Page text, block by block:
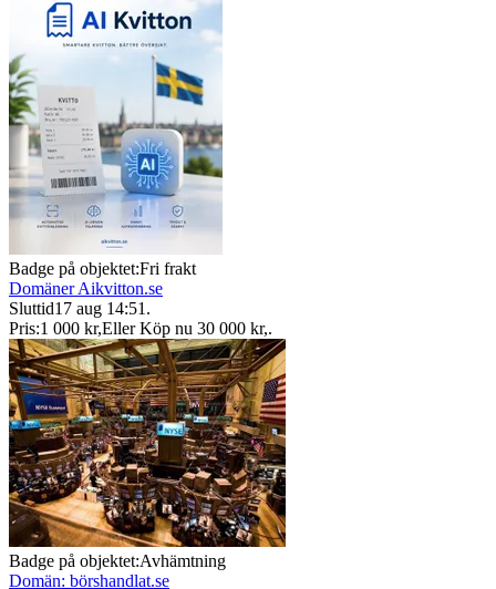
Badge på objektet:Fri frakt
Domäner Aikvitton.se
Sluttid17 aug 14:51 .
Pris:1 000 kr,Eller Köp nu 30 000 kr,.
Badge på objektet:Avhämtning
Domän: börshandlat.se